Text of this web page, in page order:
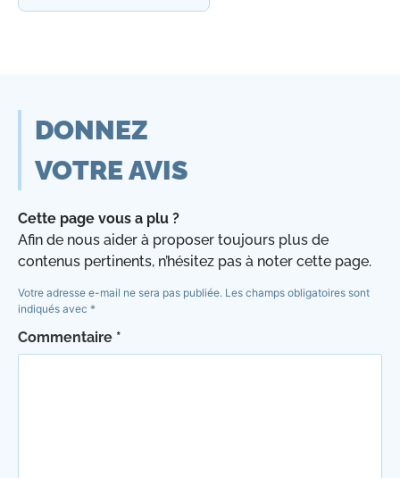
DONNEZ
VOTRE AVIS
Cette page vous a plu ?
Afin de nous aider à proposer toujours plus de
contenus pertinents, n’hésitez pas à noter cette page.
Votre adresse e-mail ne sera pas publiée. Les champs obligatoires sont
indiqués avec *
Commentaire *